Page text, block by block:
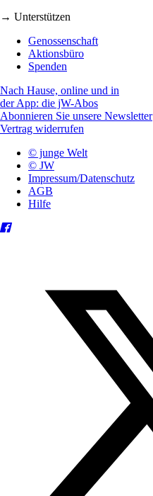
→ Unterstützen
Genossenschaft
Aktionsbüro
Spenden
Nach Hause, online und in
der App: die jW-Abos
Abonnieren Sie unsere Newsletter
Vertrag widerrufen
© junge Welt
© JW
Impressum/Datenschutz
AGB
Hilfe